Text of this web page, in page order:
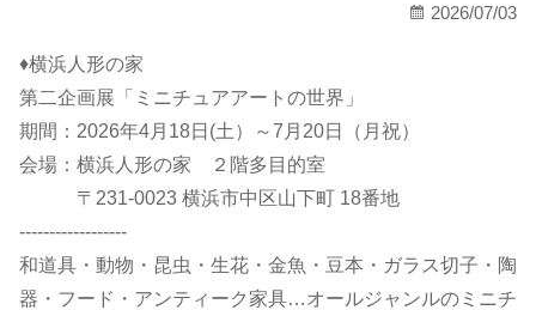
2026/07/03
♦横浜人形の家
第二企画展「ミニチュアアートの世界」
期間：2026年4月18日(土）～7月20日（月祝）
会場：横浜人形の家 ２階多目的室
〒231-0023 横浜市中区山下町 18番地
------------------
和道具・動物・昆虫・生花・金魚・豆本・ガラス切子・陶
器・フード・アンティーク家具…オールジャンルのミニチ